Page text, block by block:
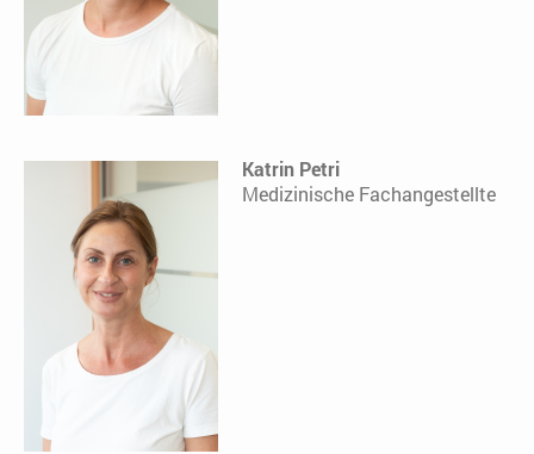
Katrin Petri
Medizinische Fachangestellte